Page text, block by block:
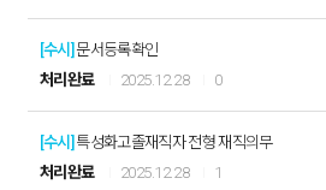
[수시] 문서등록확인
처리완료
2025.12.28 0
[수시] 특성화고졸재직자 전형 재직의무
처리완료
2025.12.28 1